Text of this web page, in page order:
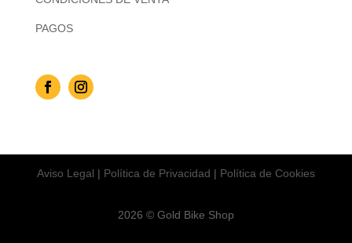
PAGOS
Aviso Legal | Política de Privacidad | Política de Cookies
2026 © Gold Bike Shop